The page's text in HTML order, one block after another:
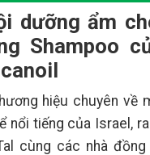
dưỡng ẩm
Shampoo
hiệu chuyên về
nổi tiếng của Israel,
cùng các nhà